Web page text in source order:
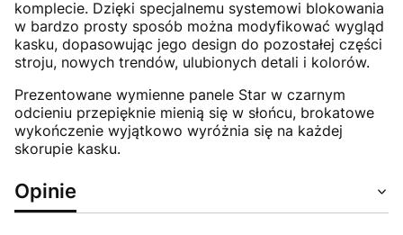
komplecie. Dzięki specjalnemu systemowi blokowania
w bardzo prosty sposób można modyfikować wygląd
kasku, dopasowując jego design do pozostałej części
stroju, nowych trendów, ulubionych detali i kolorów.
Prezentowane wymienne panele Star w czarnym
odcieniu przepięknie mienią się w słońcu, brokatowe
wykończenie wyjątkowo wyróżnia się na każdej
skorupie kasku.
Opinie